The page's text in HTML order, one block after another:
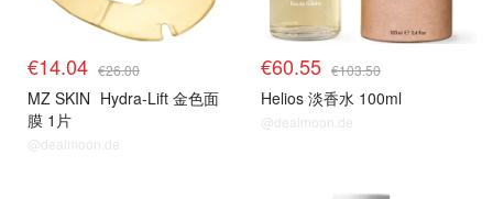
€14.04 €26.00
MZ SKIN Hydra-Lift 金色面
膜 1片
@dealmoon.de
€60.55 €103.50
Helios 淡香水 100ml
@dealmoon.de